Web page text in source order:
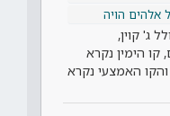
אלהים הויה
ג' קוין,
הימין נקרא
האמצעי נקרא